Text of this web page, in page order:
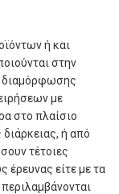
ή και
στην
διαμόρφωσης
με
στο πλαίσιο
ή από
τέτοιες
έρευνας είτε με τα